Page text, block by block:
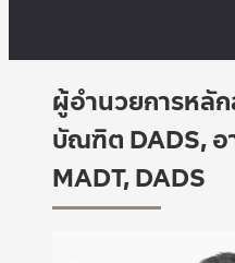
ผู้อำนวยการหลั
บัณฑิต DADS, อ
MADT, DADS